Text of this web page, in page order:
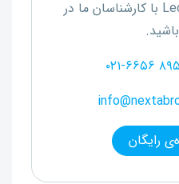
با کارشناسان ما در
۶۶۵۶ ۸۹۵۳
رایگان